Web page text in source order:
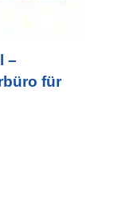
–
für